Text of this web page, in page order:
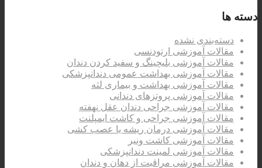
دسته ها
دسته‌بندی نشده
مقالات آموزشی ارتودنسی
مقالات آموزشی بلیچینگ و سفید کردن دندان
مقالات آموزشی بهداشت عمومی دندانپزشکی
مقالات آموزشی بهداشت و بیماری لثه
مقالات آموزشی پروتزهای دندانی
مقالات آموزشی جراحی دندان عقل نهفته
مقالات آموزشی جراحی و کاشت ایمپلنت
مقالات آموزشی درمان ریشه یا عصب کشی
مقالات آموزشی کاشت ونیر
مقالات آموزشی لمینت دندانپزشکی
مقالات آموزشی مراقبت از دهان و دندان